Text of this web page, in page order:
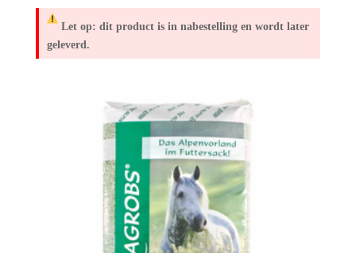
Let op: dit product is in nabestelling en wordt later
geleverd.